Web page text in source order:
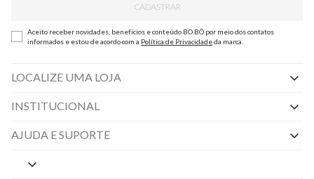
CADASTRAR
Aceito receber novidades, benefícios e conteúdo BO.BÔ por meio dos contatos
informados e estou de acordo com a Política de Privacidadeda marca.
LOCALIZE UMA LOJA
INSTITUCIONAL
Nossas Lojas
AJUDA E SUPORTE
Central de Preferências